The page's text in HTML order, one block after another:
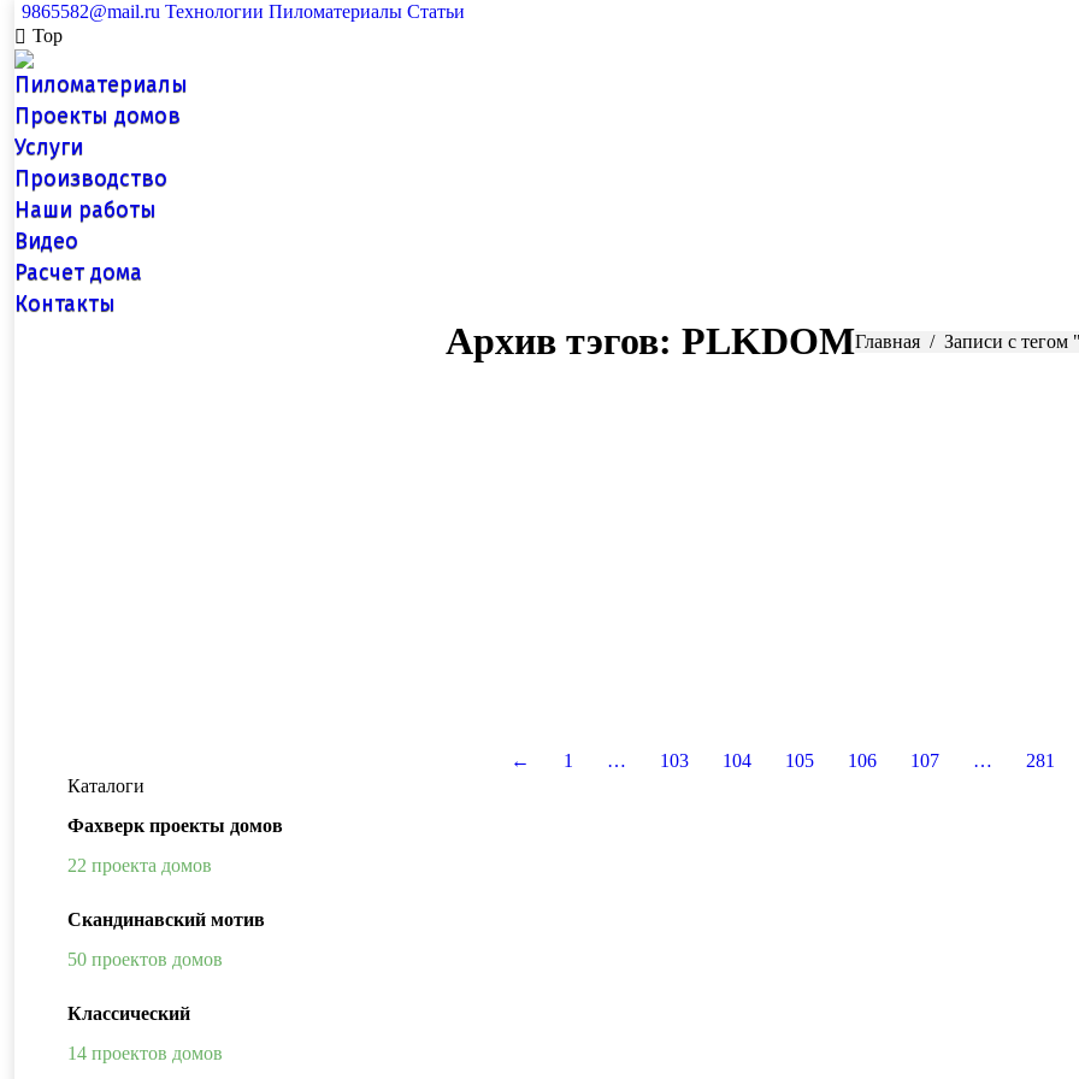
9865582@mail.ru Технологии Пиломатериалы Статьи
Top
Пиломатериалы
Проекты домов
Услуги
Производство
Наши работы
Видео
Расчет дома
Контакты
Архив тэгов: PLKDOMВы здесь:
Главная Записи с
← 1 … 103 104 105 106 107 …
281
Каталоги
Фахверк проекты домов
22 проекта домов
Скандинавский мотив
50 проектов домов
Классический
14 проектов домов